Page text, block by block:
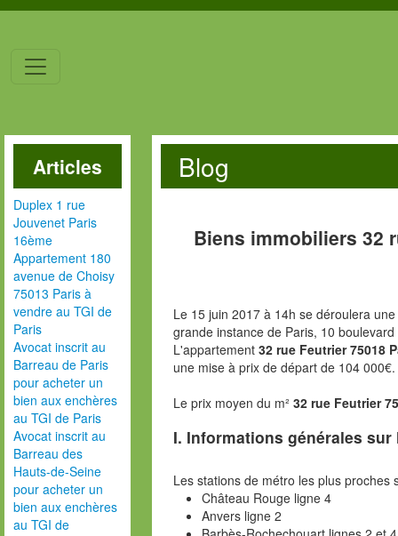
Articles
Duplex 1 rue
Jouvenet Paris
16ème
Appartement 180
avenue de Choisy
75013 Paris à
vendre au TGI de
Paris
Avocat inscrit au
Barreau de Paris
pour acheter un
bien aux enchères
au TGI de Paris
Avocat inscrit au
Barreau des
Hauts-de-Seine
pour acheter un
bien aux enchères
au TGI de
Blog
Biens immobiliers 32
Le 15 juin 2017 à 14h se déroulera
grande instance de Paris, 10
L'appartement 32 rue Feutrier 75018
une mise à prix de départ de 104 000€.
Le prix moyen du m² 32 rue Feutrier
I. Informations générales
Les stations de métro les plus proches
Château Rouge ligne 4
Anvers ligne 2